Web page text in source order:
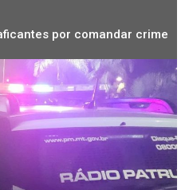
por comandar crime